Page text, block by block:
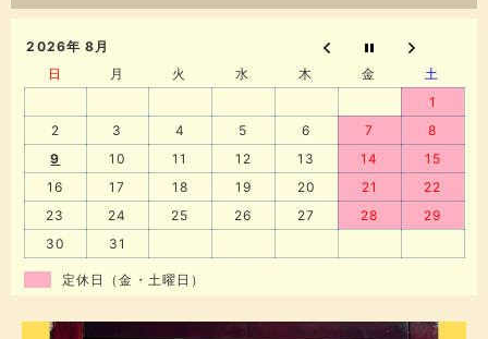
2026年 8月
日
月 火 水 木 金
土
1
2
3 4 5 6 7
8
9
10 11 12 13 14
15
16
17 18 19 20 21
22
23
24 25 26 27 28
29
30
31
定休日（金・土曜日）